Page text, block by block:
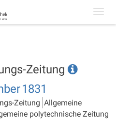
Zeitung
1831
Zeitung Allgemeine
polytechnische Zeitung